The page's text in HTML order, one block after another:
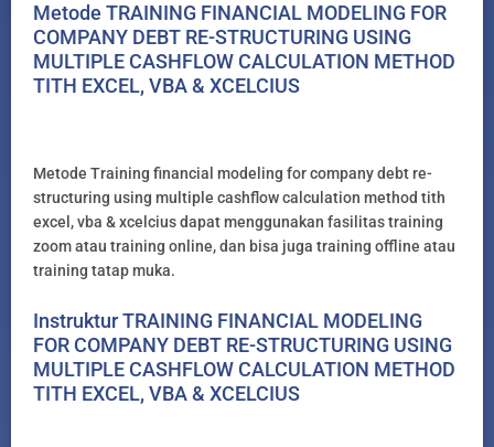
Metode TRAINING FINANCIAL MODELING FOR
COMPANY DEBT RE-STRUCTURING USING
MULTIPLE CASHFLOW CALCULATION METHOD
TITH EXCEL, VBA & XCELCIUS
Metode Training financial modeling for company debt re-
structuring using multiple cashflow calculation method tith
excel, vba & xcelcius dapat menggunakan fasilitas training
zoom atau training online, dan bisa juga training offline atau
training tatap muka.
Instruktur TRAINING FINANCIAL MODELING
FOR COMPANY DEBT RE-STRUCTURING USING
MULTIPLE CASHFLOW CALCULATION METHOD
TITH EXCEL, VBA & XCELCIUS